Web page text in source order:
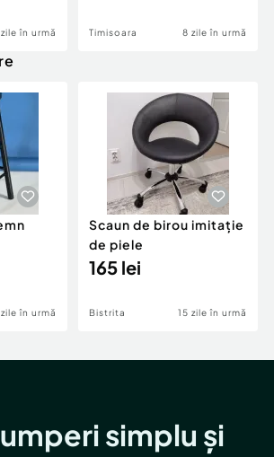
în urmă Timisoara 8 zile în urmă
zile în urmă
Scaun de birou imitație
de piele
165 lei
Bistrita 15 zile în urmă
simplu și